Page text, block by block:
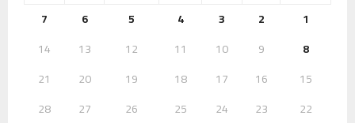
1
2
3
4
5
6
7
8
9
10
11
12
13
14
15
16
17
18
19
20
21
22
23
24
25
26
27
28